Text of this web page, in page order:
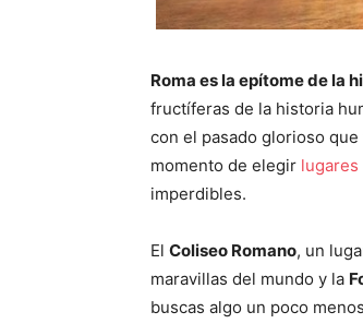
Roma es la epítome de la
fructíferas de la historia
con el pasado glorioso
momento de elegir lugares
imperdibles.
El Coliseo Romano, un
maravillas del mundo y la
buscas algo un poco